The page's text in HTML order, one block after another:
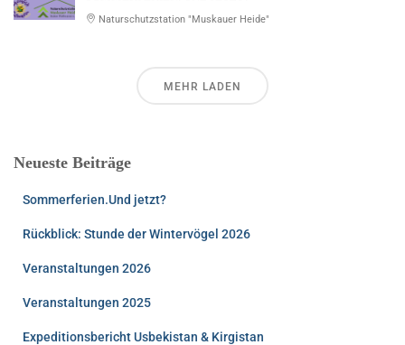
Naturschutzstation "Muskauer Heide"
MEHR LADEN
Neueste Beiträge
Sommerferien.Und jetzt?
Rückblick: Stunde der Wintervögel 2026
Veranstaltungen 2026
Veranstaltungen 2025
Expeditionsbericht Usbekistan & Kirgistan